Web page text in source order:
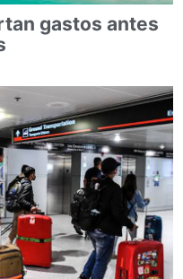
gastos antes